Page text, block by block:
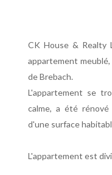
CK House & Realty
appartement
de Brebach.
L'appartement se
calme, a été
d'une surface
L'appartement est